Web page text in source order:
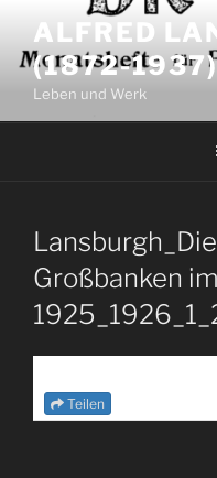
Inhalt
springen
ALFRED
(1872-
Leben und Werk
Großbanken
Teilen